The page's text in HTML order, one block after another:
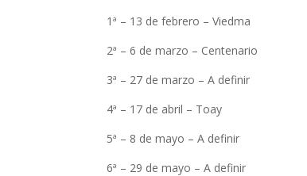
1ª – 13 de febrero – Viedma
2ª – 6 de marzo – Centenario
3ª – 27 de marzo – A definir
4ª – 17 de abril – Toay
5ª – 8 de mayo – A definir
6ª – 29 de mayo – A definir